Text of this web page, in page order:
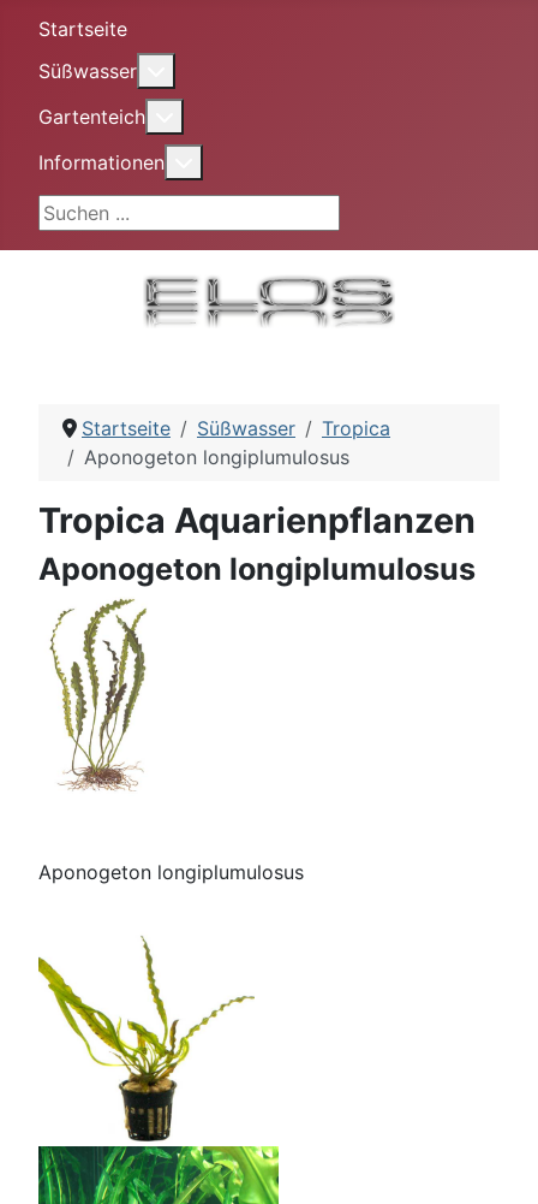
Startseite
Süßwasser
Gartenteich
Informationen
Suchen ...
Startseite Süßwasser
Tropica
Aponogeton longiplumulosus
Tropica Aquarienpflanzen
Aponogeton longiplumulosus
Aponogeton longiplumulosus